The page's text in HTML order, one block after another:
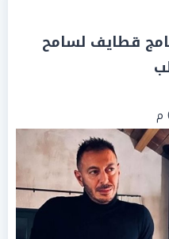
قطايف لسامح